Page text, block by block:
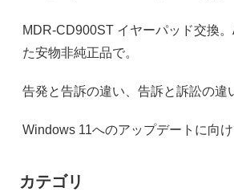
MDR-CD900ST イヤーパッド交換
た安物非純正品で。
告発と告訴の違い、告訴と訴訟の違
Windows 11へのアップデートに向け
カテゴリ